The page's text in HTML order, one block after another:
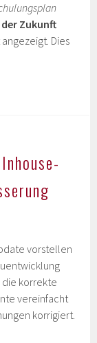
Zukunft
Dies
vorstellen
die korrekte
vereinfacht
korrigiert.